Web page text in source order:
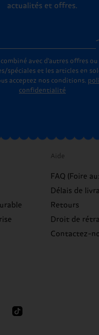
actualités et offres.
avec d'autres offres
spéciales et les articles en
acceptez nos conditions.
confidentialité
Aide
FAQ (Foire
Délais de
Retours
Droit de
Contactez-